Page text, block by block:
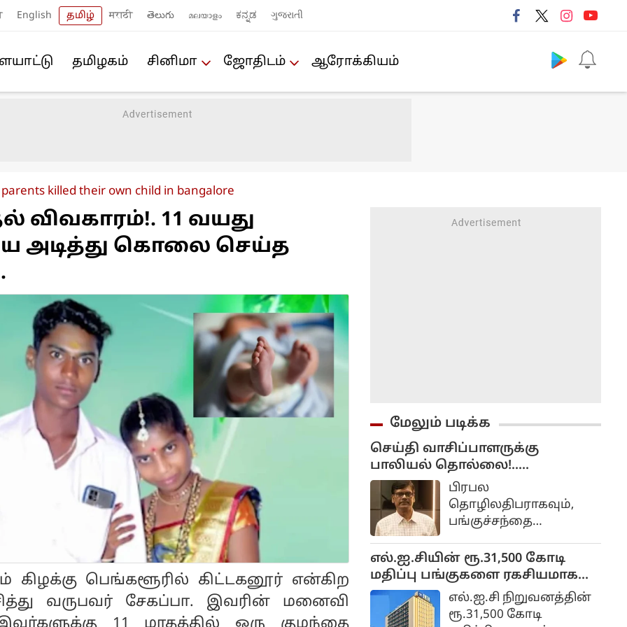
English தமிழ் मराठी తెలుగు മലയാളം ಕನ್ನಡ ગુજરાતી
த‌மிழக‌ம் சினிமா ஜோ‌திட‌ம் ஆரோக்கியம்
parents killed their own child in bangalore
விவகாரம்!. 11 வயது
அடித்து கொலை செய்த
கிழக்கு பெங்களூரில் கிட்டகனூர் என்கிற
வருபவர் சேகப்பா. இவரின் மனைவி
மேலும் படிக்க
செய்தி வாசிப்பாளருக்கு
பாலியல் தொல்லை!..
பி.ஆர்.சுந்தர் கைது!...
பிரபல
தொழிலதிபராகவும்,
பங்குச்சந்தை
மக்களிடம்
பிரபலமானவர்
பி.ஆர்.சுந்தர்.
பங்குச்சந்தை
தொடர்பாக பல
எல்.ஐ.சியின் ரூ.31,500 கோடி
மதிப்பு பங்குகளை ரகசியமாக
விற்பனை செய்ததா மத்திய
அரசு?
எல்.ஐ.சி நிறுவனத்தின்
ரூ.31,500 கோடி